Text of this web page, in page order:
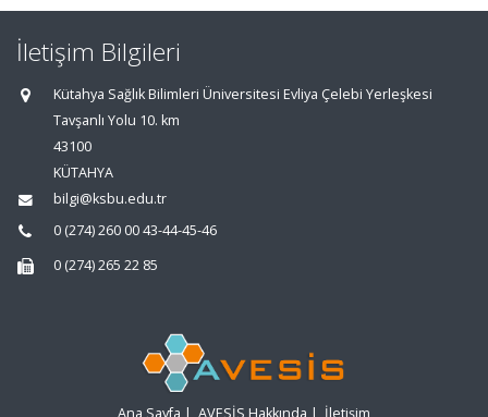
İletişim Bilgileri
Kütahya Sağlık Bilimleri Üniversitesi Evliya Çelebi Yerleşkesi
Tavşanlı Yolu 10. km
43100
KÜTAHYA
bilgi@ksbu.edu.tr
0 (274) 260 00 43-44-45-46
0 (274) 265 22 85
Ana Sayfa | AVESİS Hakkında | İletişim